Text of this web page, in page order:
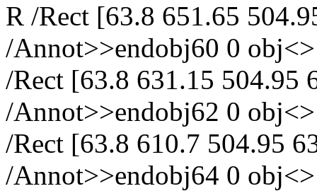
R /Rect [63.8 651.65
/Annot>>endobj60 0
/Rect [63.8 631.15 504.95
/Annot>>endobj62 0
/Rect [63.8 610.7 504.95
/Annot>>endobj64 0